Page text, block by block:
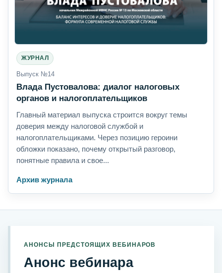
ЖУРНАЛ
Выпуск №14
Влада Пустовалова: диалог налоговых
органов и налогоплательщиков
Главный материал выпуска строится вокруг темы
доверия между налоговой службой и
налогоплательщиками. Через позицию героини
обложки показано, почему открытый разговор,
понятные правила и свое...
Архив журнала
АНОНСЫ ПРЕДСТОЯЩИХ ВЕБИНАРОВ
Анонс вебинара